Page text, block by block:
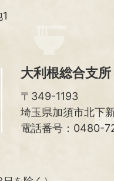
大利根総合支所
〒349-1193
埼玉県加須市北下
電話番号：0480-